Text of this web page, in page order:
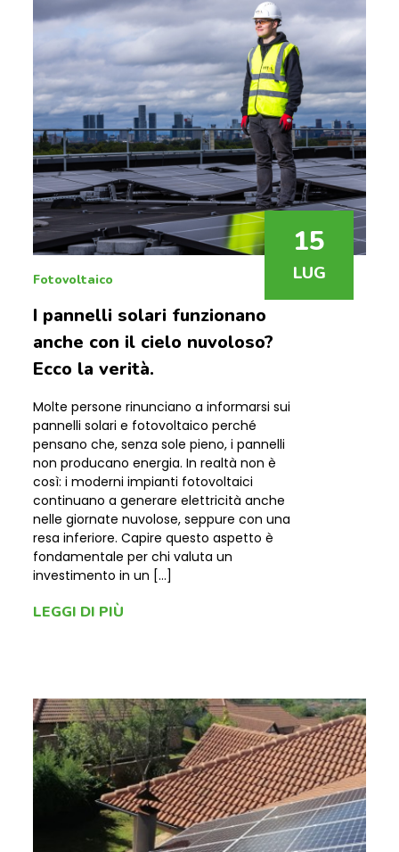
15
LUG
Fotovoltaico
I pannelli solari funzionano
anche con il cielo nuvoloso?
Ecco la verità.
Molte persone rinunciano a informarsi sui
pannelli solari e fotovoltaico perché
pensano che, senza sole pieno, i pannelli
non producano energia. In realtà non è
così: i moderni impianti fotovoltaici
continuano a generare elettricità anche
nelle giornate nuvolose, seppure con una
resa inferiore. Capire questo aspetto è
fondamentale per chi valuta un
investimento in un […]
LEGGI DI PIÙ